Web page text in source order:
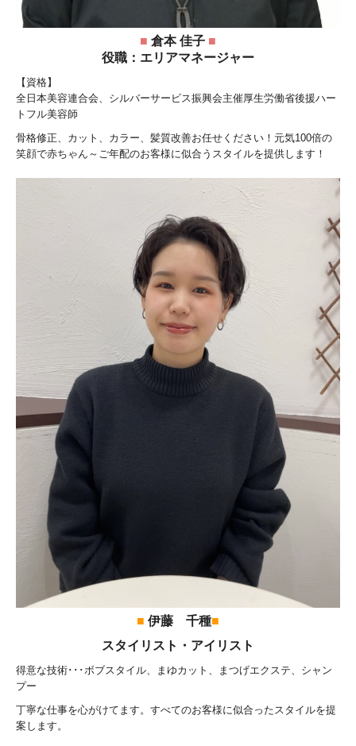
■ 倉本 佳子 ■
役職：エリアマネージャー
【資格】
全日本美容連合会、シルバーサービス振興会主催厚生労働省後援ハー
トフル美容師
骨格修正、カット、カラー、髪質改善お任せください！元気100倍の
笑顔で赤ちゃん～ご年配のお客様に似合うスタイルを提供します！
■ 伊藤 千種■
スタイリスト・アイリスト
得意な技術･･･ボブスタイル、まゆカット、まつげエクステ、シャン
プー
丁寧な仕事を心がけてます。すべてのお客様に似合ったスタイルを提
案します。